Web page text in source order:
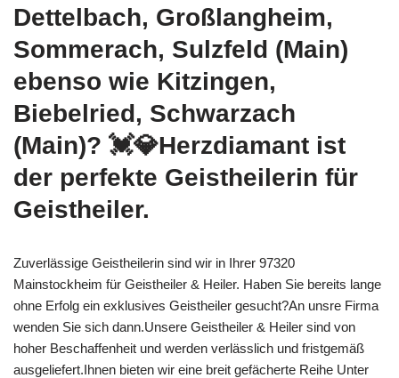
Dettelbach, Großlangheim,
Sommerach, Sulzfeld (Main)
ebenso wie Kitzingen,
Biebelried, Schwarzach
(Main)? 💓️💎Herzdiamant ist
der perfekte Geistheilerin für
Geistheiler.
Zuverlässige Geistheilerin sind wir in Ihrer 97320
Mainstockheim für Geistheiler & Heiler. Haben Sie bereits lange
ohne Erfolg ein exklusives Geistheiler gesucht?An unsre Firma
wenden Sie sich dann.Unsere Geistheiler & Heiler sind von
hoher Beschaffenheit und werden verlässlich und fristgemäß
ausgeliefert.Ihnen bieten wir eine breit gefächerte Reihe Unter